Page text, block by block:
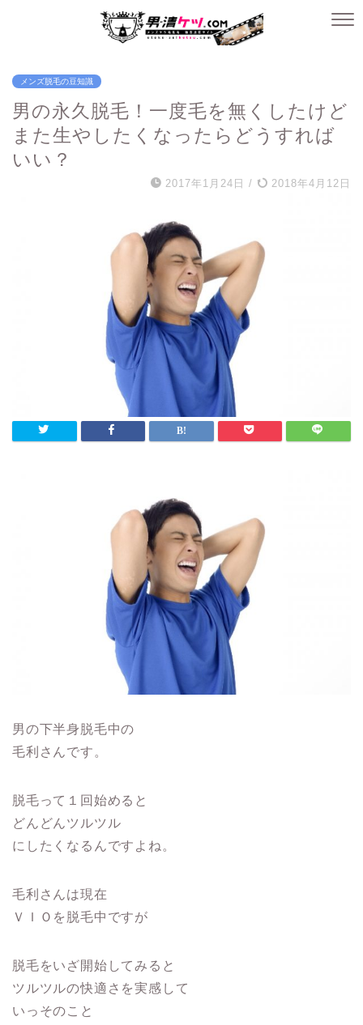
メンズ脱毛の豆知識
男の永久脱毛！一度毛を無くしたけど
また生やしたくなったらどうすれば
いい？
2017年1月24日 / 2018年4月12日
男の下半身脱毛中の
毛利さんです。
脱毛って１回始めると
どんどんツルツル
にしたくなるんですよね。
毛利さんは現在
ＶＩＯを脱毛中ですが
脱毛をいざ開始してみると
ツルツルの快適さを実感して
いっそのこと